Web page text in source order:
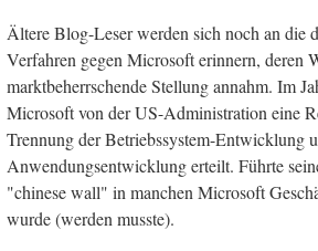
Ältere Blog-Leser werden sich noch an die
Verfahren gegen Microsoft erinnern, deren
marktbeherrschende Stellung annahm. Im
Microsoft von der US-Administration eine
Trennung der Betriebssystem-Entwicklung
Anwendungsentwicklung erteilt. Führte
"chinese wall" in manchen Microsoft
wurde (werden musste).